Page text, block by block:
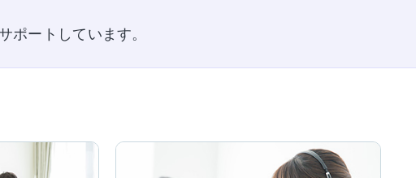
ートしています。